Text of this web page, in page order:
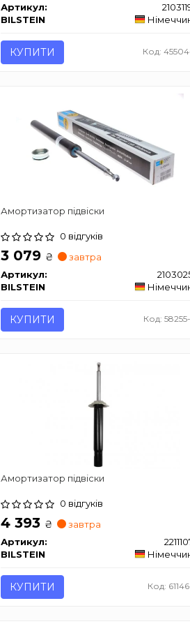
Артикул:
BILSTEIN
КУПИТИ Код:
Амортизатор підвіски
0 відгуків
3 079 ₴
завтра
Артикул:
BILSTEIN
КУПИТИ Код:
Амортизатор підвіски
0 відгуків
4 393 ₴
завтра
Артикул:
BILSTEIN
КУПИТИ Код: